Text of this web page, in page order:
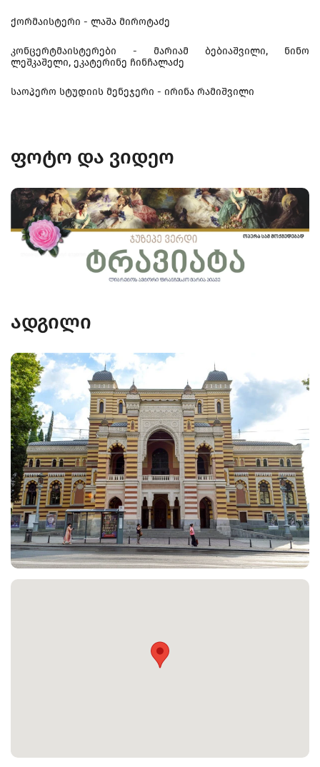
ქორმაისტერი - ლაშა მიროტაძე
კონცერტმაისტერები - მარიამ ბებიაშვილი, ნინო
ლეშკაშელი, ეკატერინე ჩინჩალაძე
საოპერო სტუდიის მენეჯერი - ირინა რამიშვილი
ფოტო და ვიდეო
ადგილი